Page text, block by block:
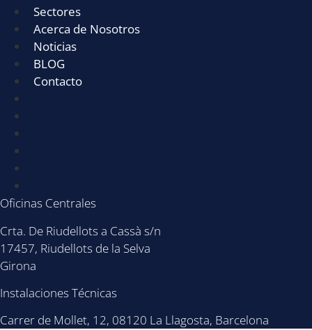
Sectores
Acerca de Nosotros
Noticias
BLOG
Contacto
Oficinas Centrales
Crta. De Riudellots a Cassà s/n
17457, Riudellots de la Selva
Girona
Instalaciones Técnicas
Carrer de Mollet, 12, 08120 La Llagosta, Barcelona